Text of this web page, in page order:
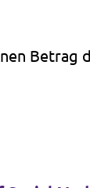
Betrag